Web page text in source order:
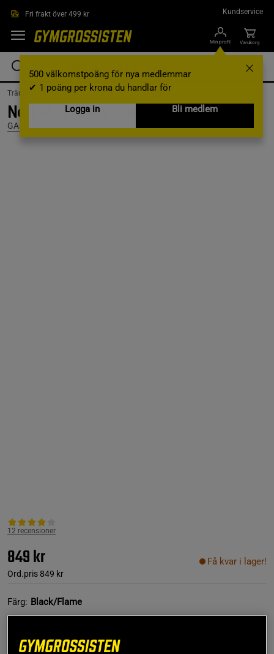
Fri frakt över 499 kr Kundservice
Min profil
500 välkomstpoäng för nya medlemmar
✔ 1 poäng per krona du handlar för
Logga in
Bli medlem
Varukorg
Träningskläder / Träningskläder Herr /Träningsbyxor
No 1 Mesh Pant, Black/Flame, S
GASP
12 recensioner
849 kr
Ord.pris 849 kr
Få kvar i lager!
Färg: Black/Flame